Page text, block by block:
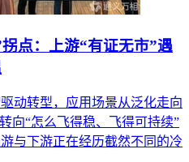
点：上游“有证无市”遇
动转型，应用场景从泛化走向
向“怎么飞得稳、飞得可持续”
与下游正在经历截然不同的冷